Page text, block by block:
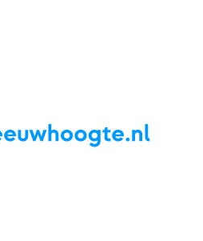
ReviewsLive updatesApp